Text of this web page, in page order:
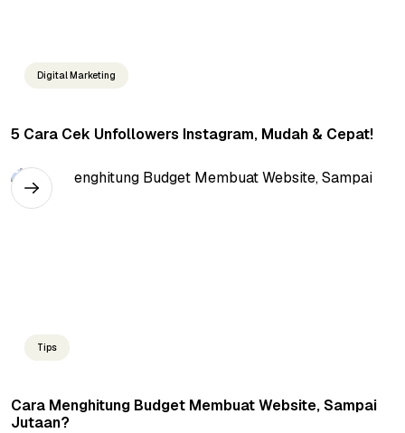
Digital Marketing
5 Cara Cek Unfollowers Instagram, Mudah & Cepat!
Tips
Cara Menghitung Budget Membuat Website, Sampai
Jutaan?